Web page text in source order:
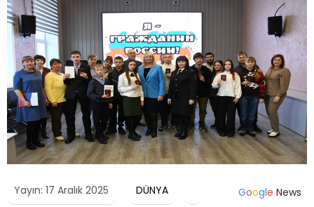
Yayın: 17 Aralık 2025 DÜNYA Google News